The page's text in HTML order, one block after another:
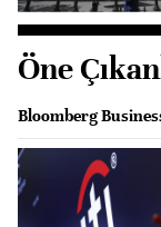
Öne
Bloomberg